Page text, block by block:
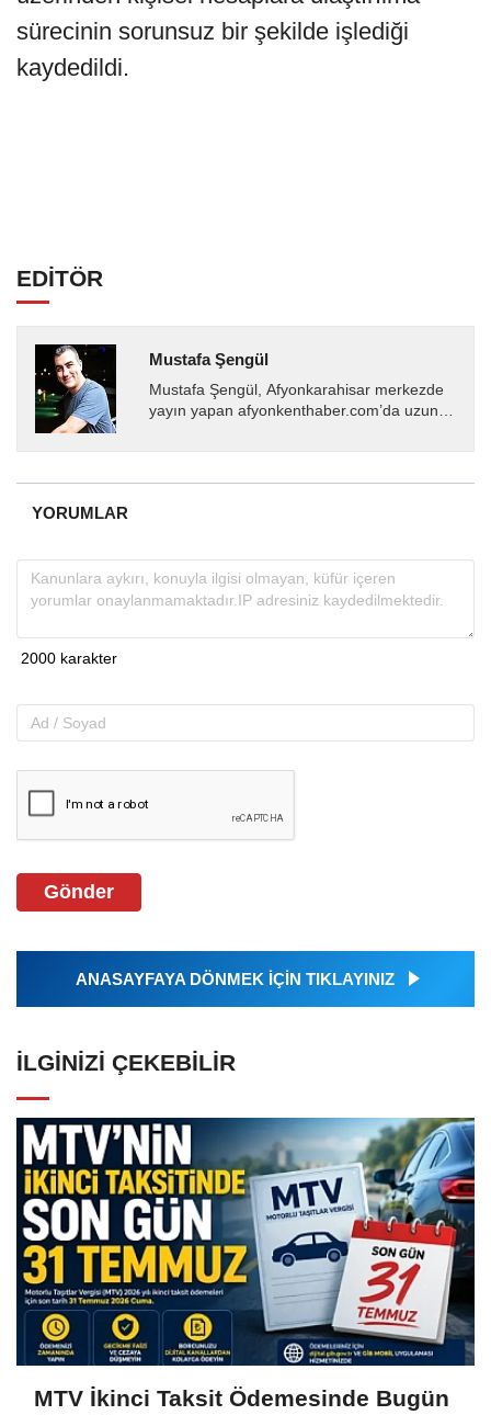
sürecinin sorunsuz bir şekilde işlediği
kaydedildi.
EDİTÖR
Mustafa Şengül
Mustafa Şengül, Afyonkarahisar merkezde
yayın yapan afyonkenthaber.com’da uzun
almakta, haber akışı...
YORUMLAR
Gönder
ANASAYFAYA DÖNMEK İÇİN TIKLAYINIZ
İLGINIZI ÇEKEBILIR
MTV İkinci Taksit Ödemesinde Bugün